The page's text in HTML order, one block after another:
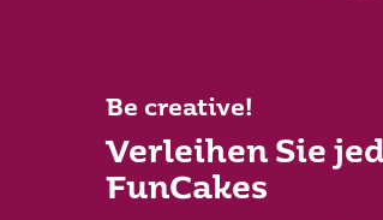
Be creative!
Verleihen Sie
FunCakes